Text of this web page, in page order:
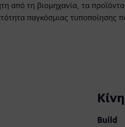
από τη βιομηχανία, τα
παγκόσμιας τυποποίησης
Build